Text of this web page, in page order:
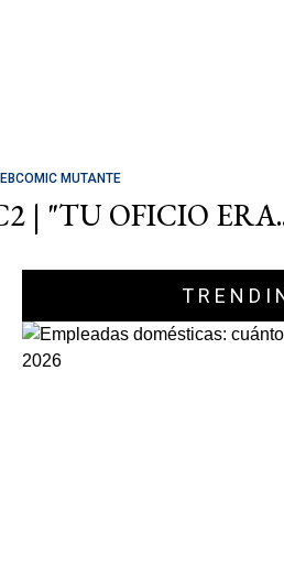
MUTANTE
| "TU OFICIO